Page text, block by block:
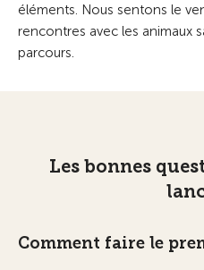
éléments. Nous sentons le
rencontres avec les animaux
parcours.
Les bonnes
Comment faire le